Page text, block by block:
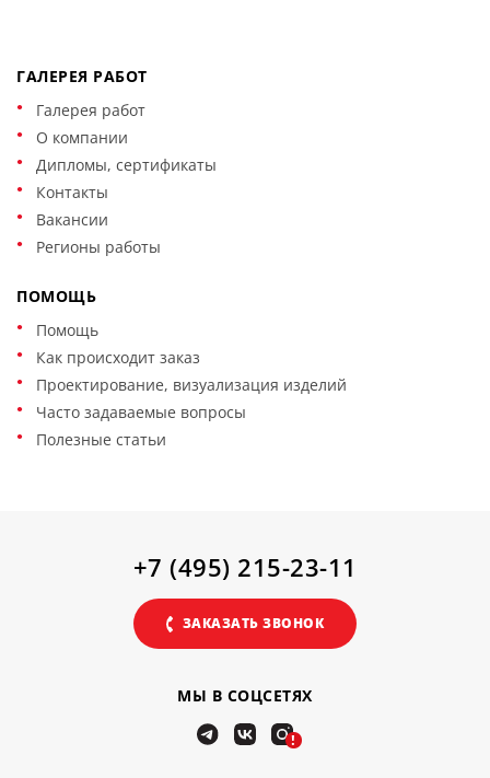
ГАЛЕРЕЯ РАБОТ
Галерея работ
О компании
Дипломы, сертификаты
Контакты
Вакансии
Регионы работы
ПОМОЩЬ
Помощь
Как происходит заказ
Проектирование, визуализация изделий
Часто задаваемые вопросы
Полезные статьи
МЫ В СОЦСЕТЯХ
!
+7 (495) 215-23-11
ЗАКАЗАТЬ ЗВОНОК